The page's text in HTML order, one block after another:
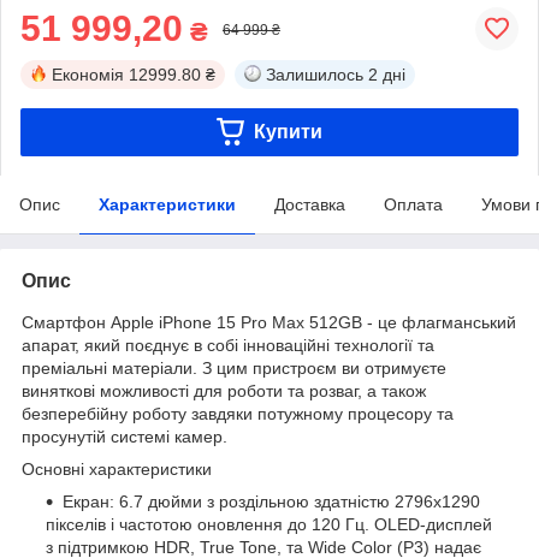
51 999,20 ₴ 64 999 ₴
Економія 12999.80 ₴ Залишилось 2 дні
Купити
Опис Характеристики Доставка Оплата Умови
Опис
Смартфон Apple iPhone 15 Pro Max 512GB - це флагманський
апарат, який поєднує в собі інноваційні технології та
преміальні матеріали. З цим пристроєм ви отримуєте
виняткові можливості для роботи та розваг, а також
безперебійну роботу завдяки потужному процесору та
просунутій системі камер.
Основні характеристики
Екран: 6.7 дюйми з роздільною здатністю 2796x1290
пікселів і частотою оновлення до 120 Гц. OLED-дисплей
з підтримкою HDR, True Tone, та Wide Color (P3) надає